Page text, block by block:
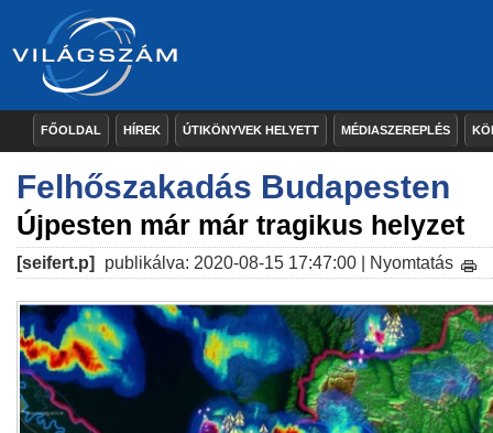
FŐOLDAL HÍREK ÚTIKÖNYVEK HELYETT MÉDIASZEREPLÉS
Felhőszakadás Budapesten
Újpesten már már tragikus helyzet
[seifert.p] publikálva: 2020-08-15 17:47:00 | Nyomtatás